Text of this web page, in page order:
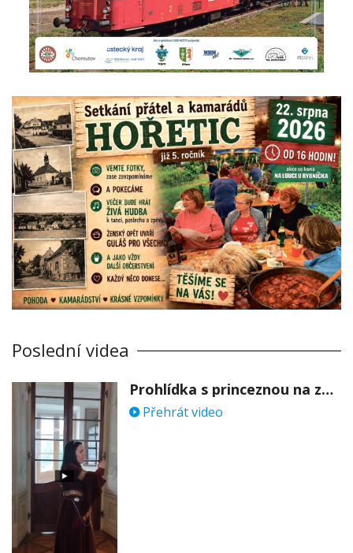
Poslední videa
Prohlídka s princeznou na zámku Stekník
Přehrát video